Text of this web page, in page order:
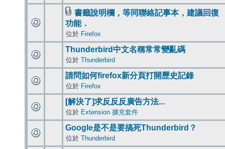
書籤說明欄，等同聯絡記事本，建議回復
功能．
位於 Firefox
Thunderbird中文名稱常常變亂碼
位於 Thunderbird
請問如何firefox新分頁打開歷史記錄
位於 Firefox
[解決了]求反反反廣告方法...
位於 Extension 擴充套件
Google是不是要搞死Thunderbird？
位於 Thunderbird